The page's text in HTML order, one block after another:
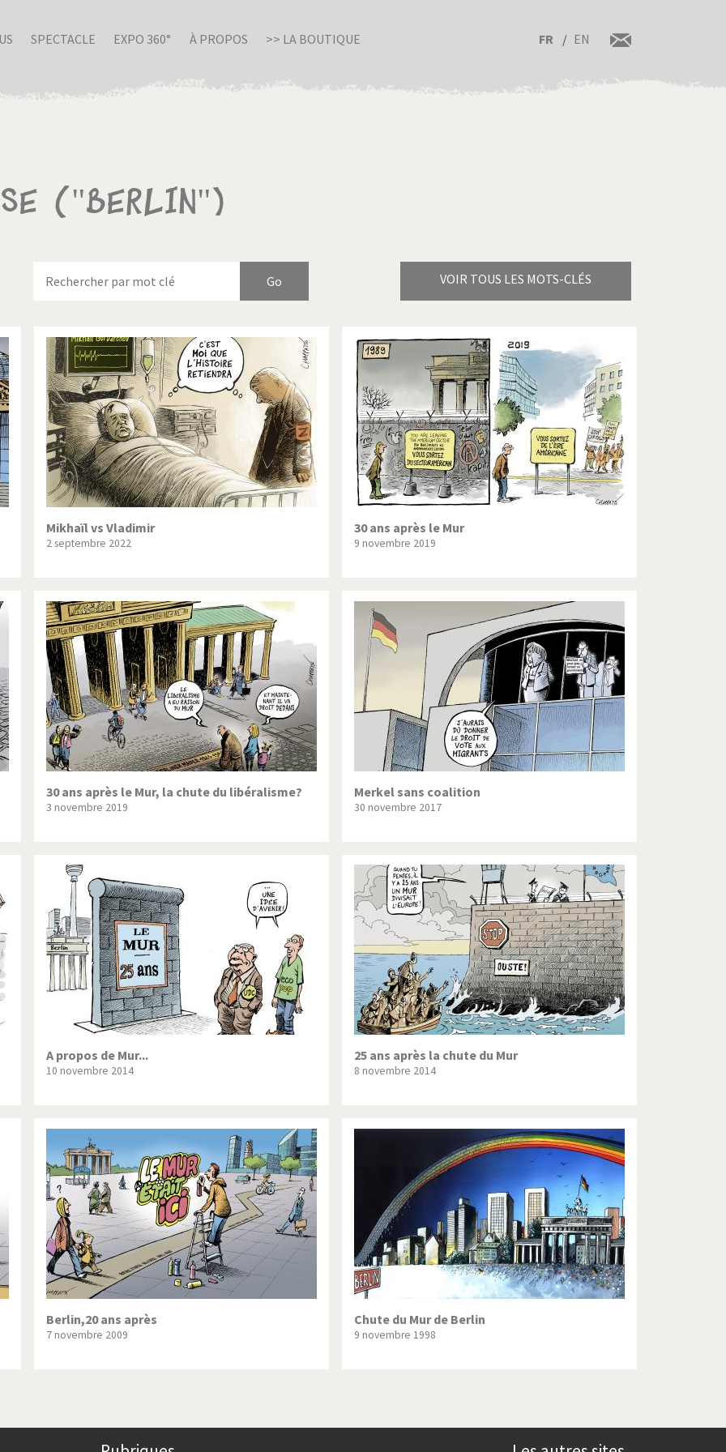
SPECTACLE EXPO 360° À PROPOS >> LA BOUTIQUE FR EN
("Berlin")
VOIR TOUS LES MOTS-CLÉS
en Italie Birmanie Brexitland
ou pas très? Chère énergie! Crise grecque
arabe à l'hiver Election présidentielle US Guerre en Syrie
Palestine L'Amérique et les armes L'Iran tremble
du Nord: guerre ou paix? La finance et ses crises La France en marche
Le boson de Higgs
suisse en Libye Pakistan incertain Pascal Couchepin
virus Pot-pourri SOS l'Europe!
Trump II Un monde de foot
Mikhaïl vs Vladimir
2 septembre 2022
30 ans après le Mur
9 novembre 2019
30 ans après le Mur, la chute du libéralisme?
3 novembre 2019
Merkel sans coalition
30 novembre 2017
A propos de Mur...
10 novembre 2014
25 ans après la chute du Mur
8 novembre 2014
Berlin,20 ans après
7 novembre 2009
Chute du Mur de Berlin
9 novembre 1998